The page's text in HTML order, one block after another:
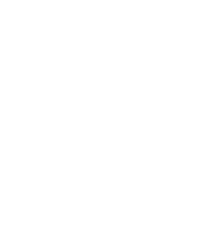
But what does it actually
pay dividends, but Tronox
one means: